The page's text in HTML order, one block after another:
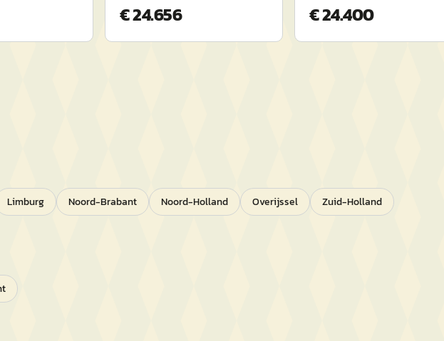
€ 24.656 € 24.400
Limburg Noord-Brabant Noord-Holland Overijssel Zuid-Holland